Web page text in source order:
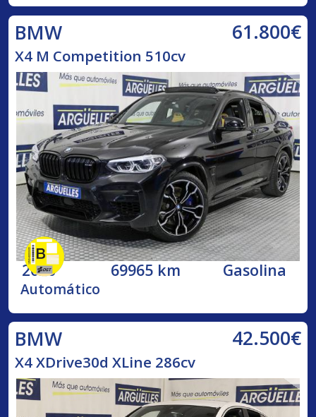
BMW 61.800€
X4 M Competition 510cv
2020 69965 km Gasolina
Automático
BMW 42.500€
X4 XDrive30d XLine 286cv